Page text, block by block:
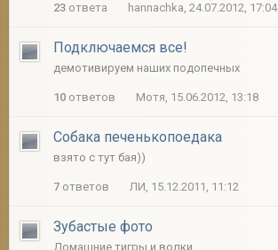
23 ответа hannachka, 24.07.2012, 17:04
Подключаемся все!
демотивируем наших подопечных
10 ответов Мотя, 15.06.2012, 13:18
Собака печенькопоедака
взято с тут бая))
7 ответов ЛИ, 15.12.2011, 11:12
Зубастые фото
Домашние тигры и волки